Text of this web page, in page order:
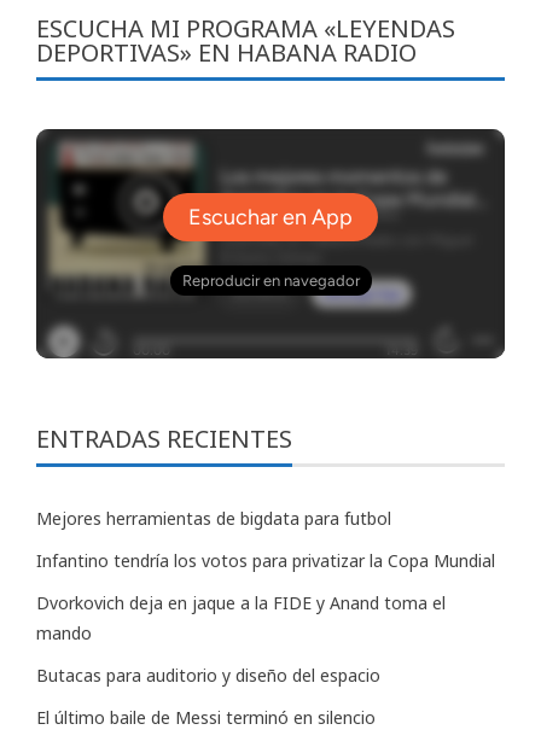
ESCUCHA MI PROGRAMA «LEYENDAS
DEPORTIVAS» EN HABANA RADIO
ENTRADAS RECIENTES
Mejores herramientas de bigdata para futbol
Infantino tendría los votos para privatizar la Copa Mundial
Dvorkovich deja en jaque a la FIDE y Anand toma el
mando
Butacas para auditorio y diseño del espacio
El último baile de Messi terminó en silencio